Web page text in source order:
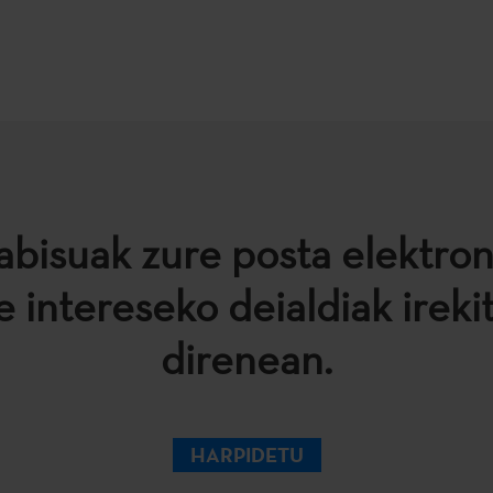
zure posta
intereseko deialdiak
direnean.
HARPIDETU